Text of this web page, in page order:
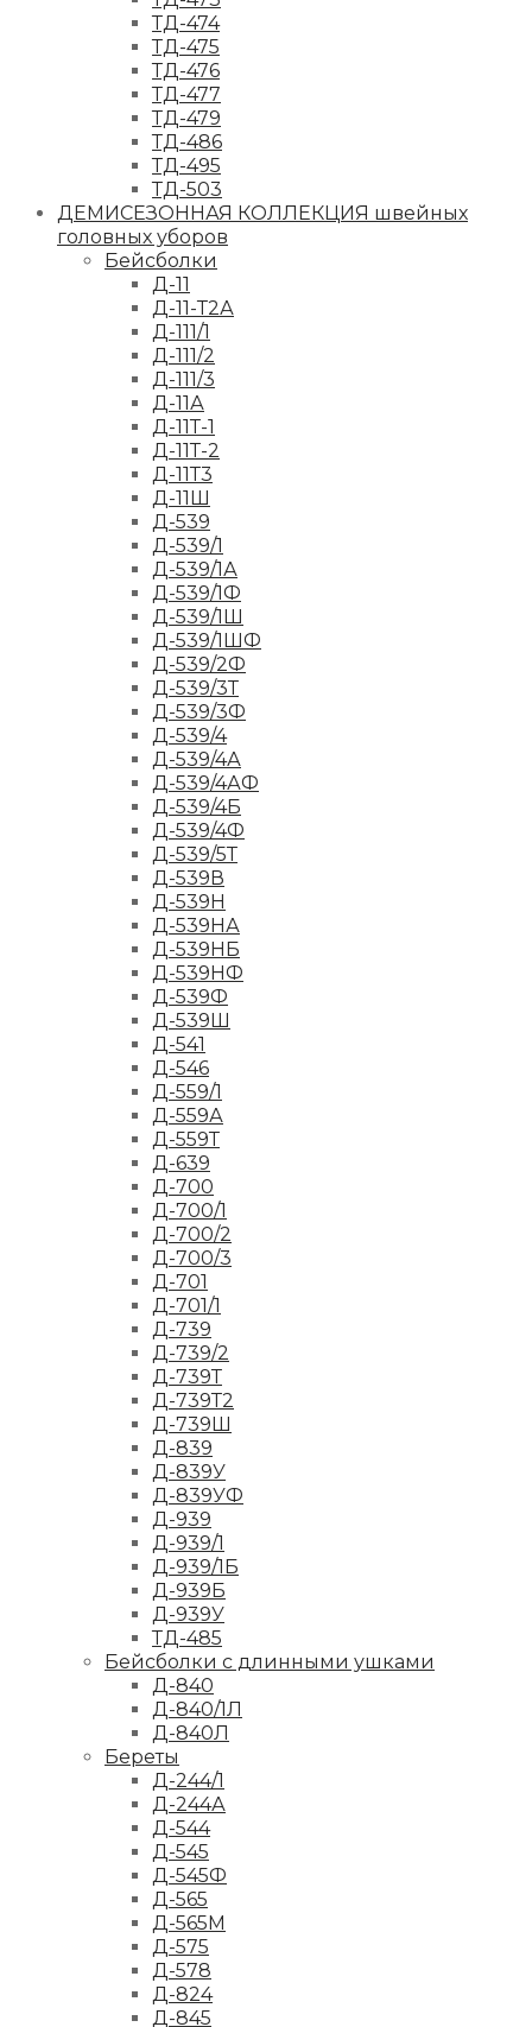
ТД-474
ТД-475
ТД-476
ТД-477
ТД-479
ТД-486
ТД-495
ТД-503
ДЕМИСЕЗОННАЯ КОЛЛЕКЦИЯ швейных
головных уборов
Бейсболки
Д-11
Д-11-Т2А
Д-111/1
Д-111/2
Д-111/3
Д-11А
Д-11Т-1
Д-11Т-2
Д-11Т3
Д-11Ш
Д-539
Д-539/1
Д-539/1А
Д-539/1Ф
Д-539/1Ш
Д-539/1ШФ
Д-539/2Ф
Д-539/3Т
Д-539/3Ф
Д-539/4
Д-539/4А
Д-539/4АФ
Д-539/4Б
Д-539/4Ф
Д-539/5Т
Д-539В
Д-539Н
Д-539НА
Д-539НБ
Д-539НФ
Д-539Ф
Д-539Ш
Д-541
Д-546
Д-559/1
Д-559А
Д-559Т
Д-639
Д-700
Д-700/1
Д-700/2
Д-700/3
Д-701
Д-701/1
Д-739
Д-739/2
Д-739Т
Д-739Т2
Д-739Ш
Д-839
Д-839У
Д-839УФ
Д-939
Д-939/1
Д-939/1Б
Д-939Б
Д-939У
ТД-485
Бейсболки с длинными ушками
Д-840
Д-840/1Л
Д-840Л
Береты
Д-244/1
Д-244А
Д-544
Д-545
Д-545Ф
Д-565
Д-565М
Д-575
Д-578
Д-824
Д-845